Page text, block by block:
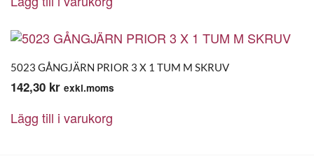
5023 GÅNGJÄRN PRIOR 3 X 1 TUM M SKRUV
142,30 kr exkl.moms
Lägg till i varukorg